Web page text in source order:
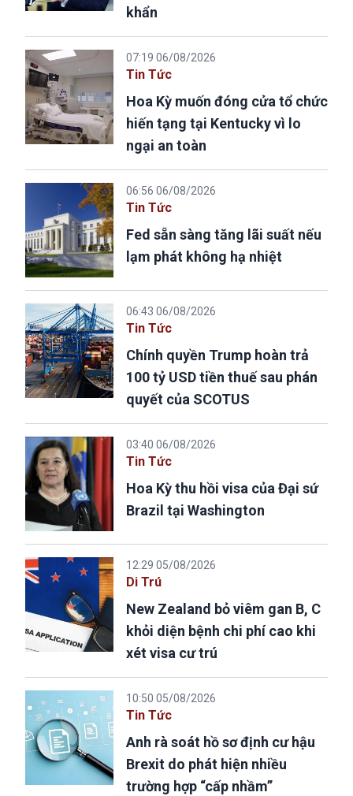
khẩn
07:19 06/08/2026
Tin Tức
Hoa Kỳ muốn đóng cửa tổ chức
hiến tạng tại Kentucky vì lo
ngại an toàn
06:56 06/08/2026
Tin Tức
Fed sẵn sàng tăng lãi suất nếu
lạm phát không hạ nhiệt
06:43 06/08/2026
Tin Tức
Chính quyền Trump hoàn trả
100 tỷ USD tiền thuế sau phán
quyết của SCOTUS
03:40 06/08/2026
Tin Tức
Hoa Kỳ thu hồi visa của Đại sứ
Brazil tại Washington
12:29 05/08/2026
Di Trú
New Zealand bỏ viêm gan B, C
khỏi diện bệnh chi phí cao khi
xét visa cư trú
10:50 05/08/2026
Tin Tức
Anh rà soát hồ sơ định cư hậu
Brexit do phát hiện nhiều
trường hợp “cấp nhầm”